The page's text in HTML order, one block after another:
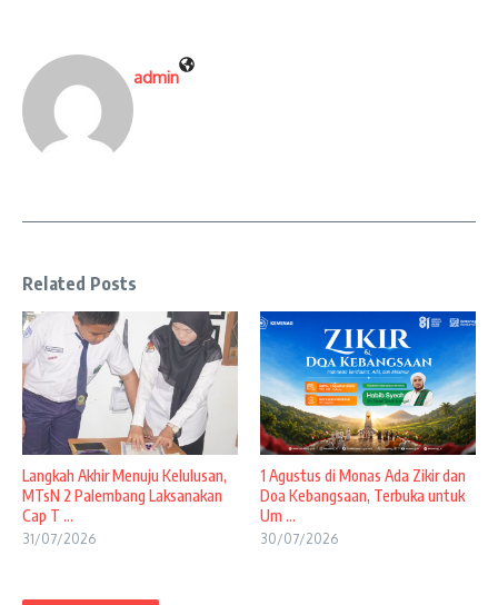
admin
Related Posts
Langkah Akhir Menuju Kelulusan,
MTsN 2 Palembang Laksanakan
Cap T ...
31/07/2026
1 Agustus di Monas Ada Zikir dan
Doa Kebangsaan, Terbuka untuk
Um ...
30/07/2026